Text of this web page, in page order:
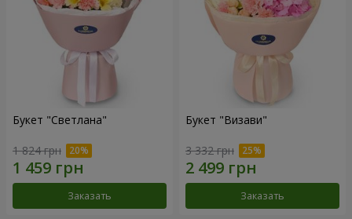
Букет "Светлана"
1 824 грн
Заказать
Букет "Визави"
3 332 грн
Заказать